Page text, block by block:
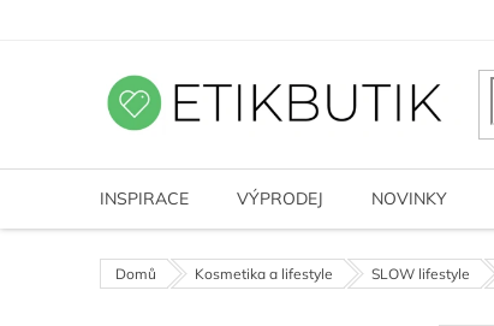
INSPIRACE VÝPRODEJ NOVINKY
Domů Kosmetika a lifestyle SLOW lifestyle